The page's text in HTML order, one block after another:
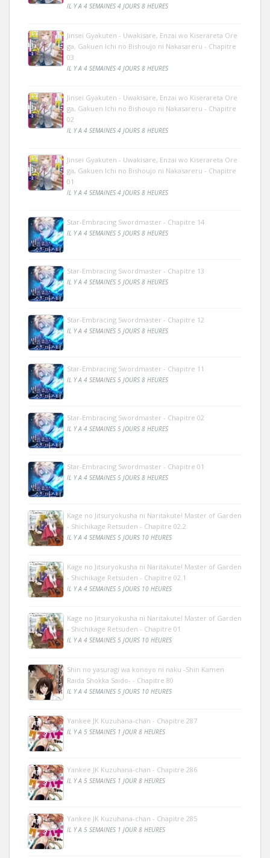
IL Y A 4 SEMAINES 4 JOURS 8 HEURES
Jinsei Gyakuten - Uwakisare, Enzai wo Kiserareta Ore
ga, Gakuen Ichi no Bishoujo ni Nakasareru - Chapitre
03
IL Y A 4 SEMAINES 4 JOURS 8 HEURES
Jinsei Gyakuten - Uwakisare, Enzai wo Kiserareta Ore
ga, Gakuen Ichi no Bishoujo ni Nakasareru - Chapitre
02
IL Y A 4 SEMAINES 4 JOURS 8 HEURES
Jinsei Gyakuten - Uwakisare, Enzai wo Kiserareta Ore
ga, Gakuen Ichi no Bishoujo ni Nakasareru - Chapitre
01
IL Y A 4 SEMAINES 4 JOURS 8 HEURES
Star-Embracing Swordmaster - Chapitre 14
IL Y A 4 SEMAINES 5 JOURS 8 HEURES
Star-Embracing Swordmaster - Chapitre 13
IL Y A 4 SEMAINES 5 JOURS 8 HEURES
Star-Embracing Swordmaster - Chapitre 12
IL Y A 4 SEMAINES 5 JOURS 8 HEURES
Star-Embracing Swordmaster - Chapitre 11
IL Y A 4 SEMAINES 5 JOURS 8 HEURES
Star-Embracing Swordmaster - Chapitre 02
IL Y A 4 SEMAINES 5 JOURS 8 HEURES
Star-Embracing Swordmaster - Chapitre 01
IL Y A 4 SEMAINES 5 JOURS 8 HEURES
Kage no Jitsuryokusha ni Naritakute! Master of Garden
- Shichikage Retsuden - Chapitre 02.2
IL Y A 4 SEMAINES 5 JOURS 10 HEURES
Kage no Jitsuryokusha ni Naritakute! Master of Garden
- Shichikage Retsuden - Chapitre 02.1
IL Y A 4 SEMAINES 5 JOURS 10 HEURES
Kage no Jitsuryokusha ni Naritakute! Master of Garden
- Shichikage Retsuden - Chapitre 01
IL Y A 4 SEMAINES 5 JOURS 10 HEURES
Shin no yasuragi wa konoyo ni naku -Shin Kamen
Raida Shokka Saido- - Chapitre 80
IL Y A 4 SEMAINES 5 JOURS 10 HEURES
Yankee JK Kuzuhana-chan - Chapitre 287
IL Y A 5 SEMAINES 1 JOUR 8 HEURES
Yankee JK Kuzuhana-chan - Chapitre 286
IL Y A 5 SEMAINES 1 JOUR 8 HEURES
Yankee JK Kuzuhana-chan - Chapitre 285
IL Y A 5 SEMAINES 1 JOUR 8 HEURES